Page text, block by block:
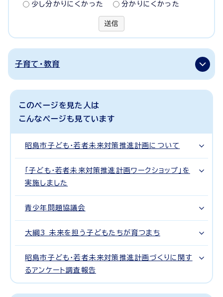
少し分かりにくかった
分かりにくかった
送信
子育て・教育
このページを見た人は
こんなページも見ています
昭島市子ども・若者未来対策推進計画について
「子ども・若者未来対策推進計画ワークショップ」を
実施しました
青少年問題協議会
大綱3 未来を担う子どもたちが育つまち
昭島市子ども・若者未来対策推進計画づくりに関す
るアンケート調査報告